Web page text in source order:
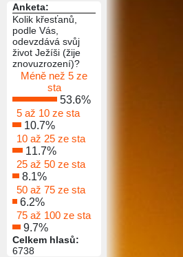
Anketa:
Kolik křesťanů,
podle Vás,
odevzdává svůj
život Ježíši (žije
znovuzrození)?
Méně než 5 ze
sta
53.6%
5 až 10 ze sta
10.7%
10 až 25 ze sta
11.7%
25 až 50 ze sta
8.1%
50 až 75 ze sta
6.2%
75 až 100 ze sta
9.7%
Celkem hlasů:
6738